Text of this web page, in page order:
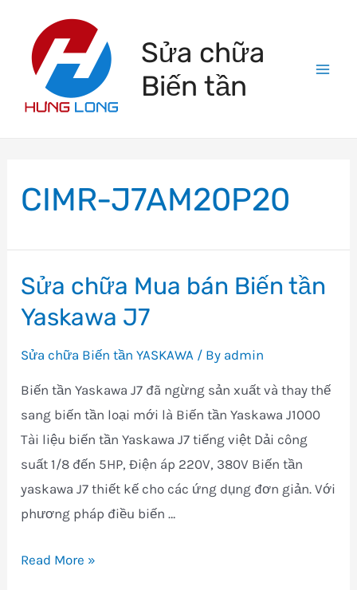
content
Sửa chữa
Biến tần
CIMR-J7AM20P20
Sửa chữa Mua bán Biến tần
Yaskawa J7
Sửa chữa Biến tần YASKAWA / By admin
Biến tần Yaskawa J7 đã ngừng sản xuất và thay thế
sang biến tần loại mới là Biến tần Yaskawa J1000
Tài liệu biến tần Yaskawa J7 tiếng việt Dải công
suất 1/8 đến 5HP, Điện áp 220V, 380V Biến tần
yaskawa J7 thiết kế cho các ứng dụng đơn giản. Với
phương pháp điều biến …
Sửa
Read More »